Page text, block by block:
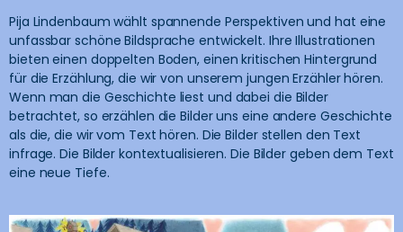
Pija Lindenbaum wählt spannende Perspektiven und hat eine
unfassbar schöne Bildsprache entwickelt. Ihre Illustrationen
bieten einen doppelten Boden, einen kritischen Hintergrund
für die Erzählung, die wir von unserem jungen Erzähler hören.
Wenn man die Geschichte liest und dabei die Bilder
betrachtet, so erzählen die Bilder uns eine andere Geschichte
als die, die wir vom Text hören. Die Bilder stellen den Text
infrage. Die Bilder kontextualisieren. Die Bilder geben dem Text
eine neue Tiefe.